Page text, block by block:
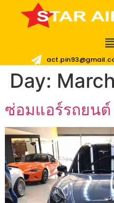
Day:
ซ่อมแอร์รถยนต์